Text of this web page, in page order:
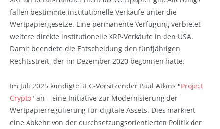
fallen bestimmte institutionelle Verkäufe unter die
Wertpapiergesetze. Eine permanente Verfügung verbietet
weitere direkte institutionelle XRP-Verkäufe in den USA.
Damit beendete die Entscheidung den fünfjährigen
Rechtsstreit, der im Dezember 2020 begonnen hatte.
Im Juli 2025 kündigte SEC-Vorsitzender Paul Atkins "Project
Crypto" an – eine Initiative zur Modernisierung der
Wertpapierregulierung für digitale Assets. Dies markiert
eine Abkehr von der durchsetzungsorientierten Politik der